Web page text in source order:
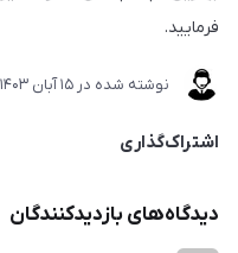
فرمایید.
نوشته شده در 15 آبان 1403
اشتراک‌گذاری
دیدگاه‌های بازدیدکنندگان